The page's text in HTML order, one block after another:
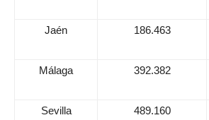
Jaén 186.463
Málaga 392.382
Sevilla 489.160